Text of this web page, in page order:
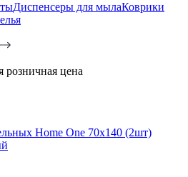
Диспенсеры для мылаКоврики
цена
Home One 70х140 (2шт)